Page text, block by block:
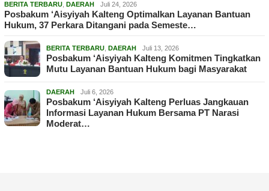
BERITA TERBARU, DAERAH Juli 24, 2026
Posbakum ‘Aisyiyah Kalteng Optimalkan Layanan Bantuan
Hukum, 37 Perkara Ditangani pada Semeste…
BERITA TERBARU, DAERAH Juli 13, 2026
Posbakum ‘Aisyiyah Kalteng Komitmen Tingkatkan
Mutu Layanan Bantuan Hukum bagi Masyarakat
DAERAH Juli 6, 2026
Posbakum ‘Aisyiyah Kalteng Perluas Jangkauan
Informasi Layanan Hukum Bersama PT Narasi
Moderat…